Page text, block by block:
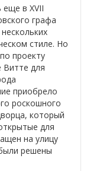
еще в XVII
графа
стиле. Но
проекту
Витте для
приобрело
роскошного
который
для
на улицу
решены